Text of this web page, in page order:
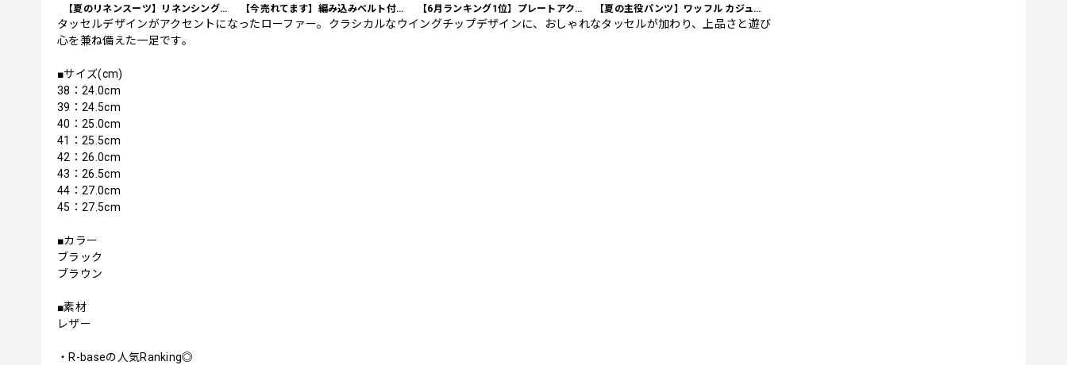
【夏のリネンスーツ】リネンシングルブレストカジュアルスーツ SU0188 【今売れてます】編み込みベルト付き フラット サンダル 3color SH0128 【6月ランキング1位】プレートアクセントポロシャツ KA0826 【夏の主役パンツ】ワッフル カジュアル スリムスラックスパンツ PA0226
タッセルデザインがアクセントになったローファー。クラシカルなウイングチップデザインに、おしゃれなタッセルが加わり、上品さと遊び
心を兼ね備えた一足です。
■サイズ(cm)
38：24.0cm
39：24.5cm
40：25.0cm
41：25.5cm
42：26.0cm
43：26.5cm
44：27.0cm
45：27.5cm
■カラー
ブラック
ブラウン
■素材
レザー
・R-baseの人気Ranking◎